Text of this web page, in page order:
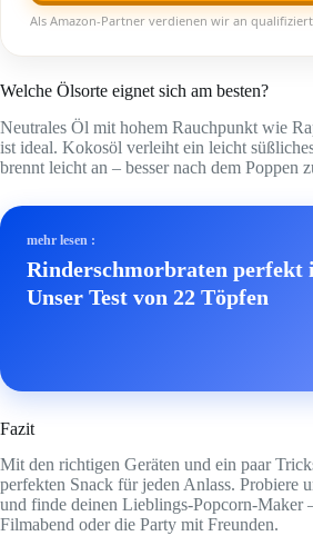
Als Amazon-Partner verdienen wir an
Welche Ölsorte eignet sich am besten?
Neutrales Öl mit hohem Rauchpunkt wie
ist ideal. Kokosöl verleiht ein leicht
brennt leicht an – besser nach dem Poppen
mehr lesen :
Rinderschmorbraten perfekt
Unser Test von 22 Töpfen
Fazit
Mit den richtigen Geräten und ein paar
perfekten Snack für jeden Anlass. Probiere
und finde deinen Lieblings-Popcorn-Maker
Filmabend oder die Party mit Freunden.